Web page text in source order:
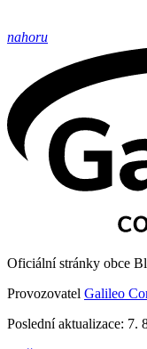
nahoru
Oficiální stránky obce
Provozovatel Galileo
Poslední aktualizace: 7.